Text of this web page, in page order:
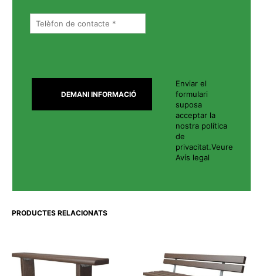
Enviar el
formulari
suposa
acceptar la
nostra política
de
privacitat.Veure
Avís legal
PRODUCTES RELACIONATS